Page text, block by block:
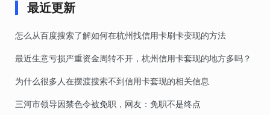
最近更新
怎么从百度搜索了解如何在杭州找信用卡刷卡变现的方法
最近生意亏损严重资金周转不开，杭州信用卡套现的地方多吗？
为什么很多人在摆渡搜索不到信用卡套现的相关信息
三河市领导因禁色令被免职，网友：免职不是终点